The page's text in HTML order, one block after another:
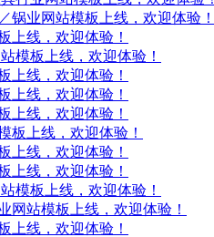
锅业网站模板上线，欢迎体验！
上线，欢迎体验！
模板上线，欢迎体验！
上线，欢迎体验！
上线，欢迎体验！
上线，欢迎体验！
板上线，欢迎体验！
上线，欢迎体验！
上线，欢迎体验！
模板上线，欢迎体验！
网站模板上线，欢迎体验！
上线，欢迎体验！